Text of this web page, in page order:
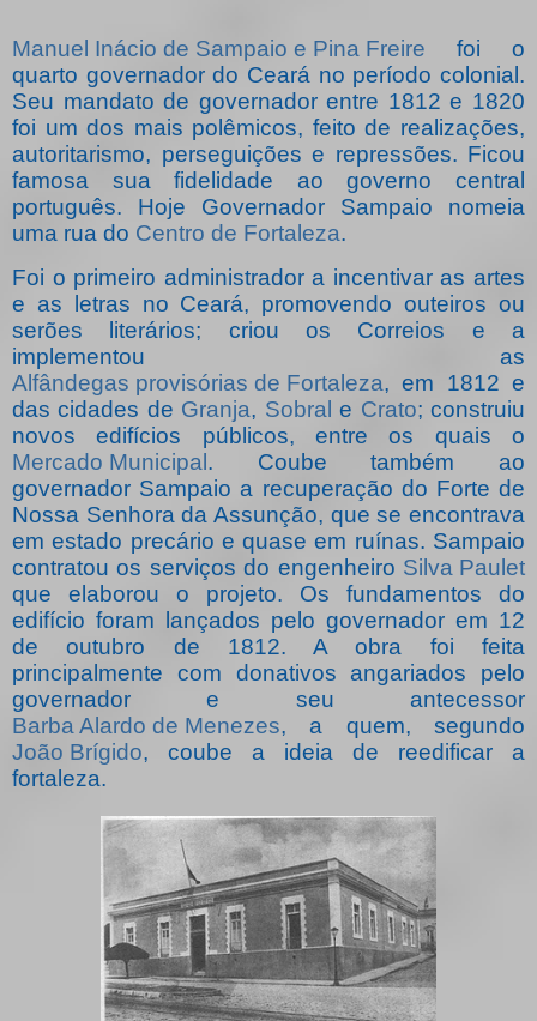
Manuel Inácio de Sampaio e Pina Freire foi o
quarto governador do Ceará no período colonial.
Seu mandato de governador entre 1812 e 1820
foi um dos mais polêmicos, feito de realizações,
autoritarismo, perseguições e repressões. Ficou
famosa sua fidelidade ao governo central
português. Hoje Governador Sampaio nomeia
uma rua do Centro de Fortaleza.
Foi o primeiro administrador a incentivar as artes
e as letras no Ceará, promovendo outeiros ou
serões literários; criou os Correios e a
implementou as
Alfândegas provisórias de Fortaleza, em 1812 e
das cidades de Granja, Sobral e Crato; construiu
novos edifícios públicos, entre os quais o
Mercado Municipal . Coube também ao
governador Sampaio a recuperação do Forte de
Nossa Senhora da Assunção, que se encontrava
em estado precário e quase em ruínas. Sampaio
contratou os serviços do engenheiro Silva Paulet
que elaborou o projeto. Os fundamentos do
edifício foram lançados pelo governador em 12
de outubro de 1812. A obra foi feita
principalmente com donativos angariados pelo
governador e seu antecessor
Barba Alardo de Menezes, a quem, segundo
João Brígido, coube a ideia de reedificar a
fortaleza.